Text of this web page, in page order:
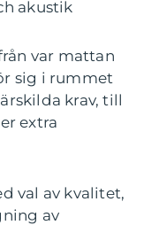
akustik
var mattan
sig i rummet
krav, till
extra
val av kvalitet,
av